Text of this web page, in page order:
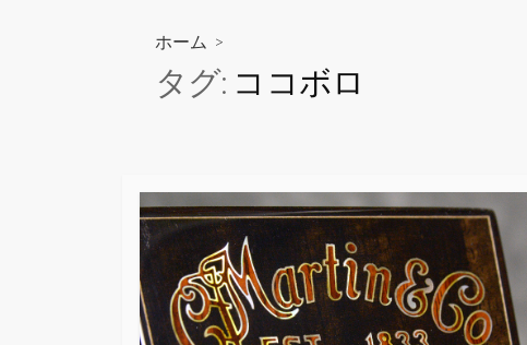
ホーム >
タグ: ココボロ